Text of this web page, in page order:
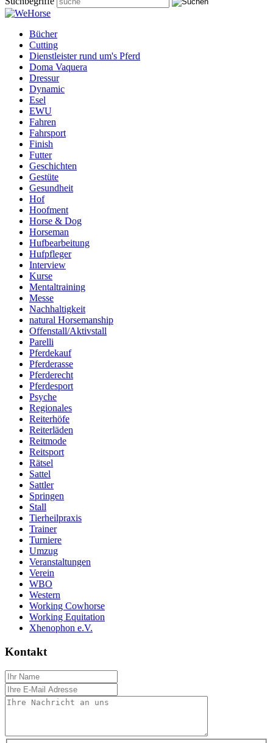
Bücher
Cutting
Dienstleister rund um's Pferd
Doma Vaquera
Dressur
Dynamic
Esel
EWU
Fahren
Fahrsport
Finish
Futter
Geschichten
Gestüte
Gesundheit
Hof
Hoofment
Horse & Dog
Horseman
Hufbearbeitung
Hufpfleger
Interview
Kurse
Mentaltraining
Messe
Nachhaltigkeit
natural Horsemanship
Offenstall/Aktivstall
Parelli
Pferdekauf
Pferderasse
Pferderecht
Pferdesport
Psyche
Regionales
Reiterhöfe
Reiterläden
Reitmode
Reitsport
Rätsel
Sattel
Sattler
Springen
Stall
Tierheilpraxis
Trainer
Turniere
Umzug
Veranstaltungen
Verein
WBO
Western
Working Cowhorse
Working Equitation
Xhenophon e.V.
Kontakt